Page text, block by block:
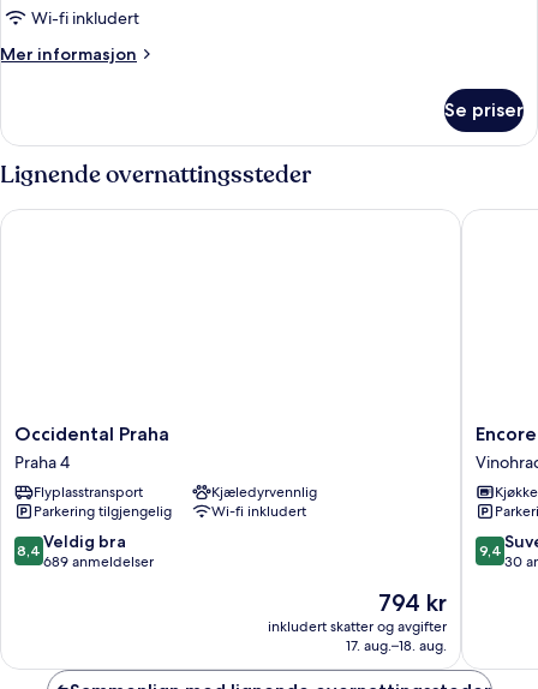
Wi-fi inkludert
Mer informasjon
Mer
Studio
Se priser
Lignende overnattingssteder
Occidental
Praha
Praha
4
Occidental Praha
Praha 4
Flyplasstransport
Kjæledyrvennlig
Parkering tilgjengelig
Wi-fi inkludert
8.4
av
anmeldelser
8,4 Veldig bra
689 anmeldelser
Prisen
794 kr
794 kr
inkludert skatter og avgifter
17. aug.–18. aug.
Occidental Praha
Encore
by
9.4
av
9,4
30
Encore